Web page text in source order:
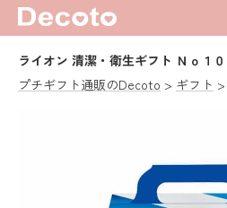
ライオン 清潔・衛生ギフト Ｎｏ１０
プチギフト通販のDecoto
ギフト